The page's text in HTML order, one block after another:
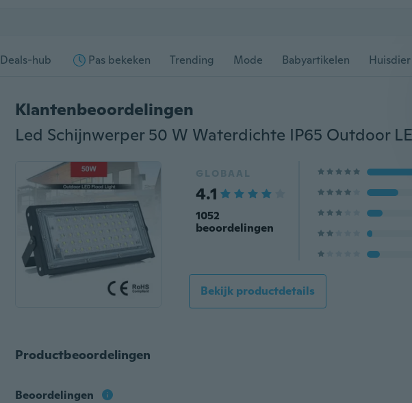
Deals-hub Pas bekeken Trending Mode Babyartikelen
Klantenbeoordelingen
GLOBAAL
4.1
1052
beoordelingen
Bekijk productdetails
Productbeoordelingen
Beoordelingen